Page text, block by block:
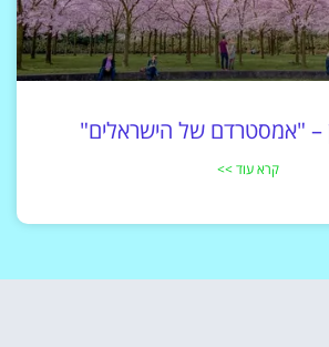
– "אמסטרדם של הישראלים"
קרא עוד >>